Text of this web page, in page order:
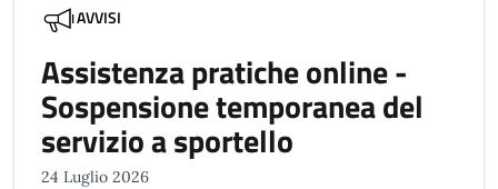
AVVISI
Assistenza pratiche online -
Sospensione temporanea del
servizio a sportello
24 Luglio 2026